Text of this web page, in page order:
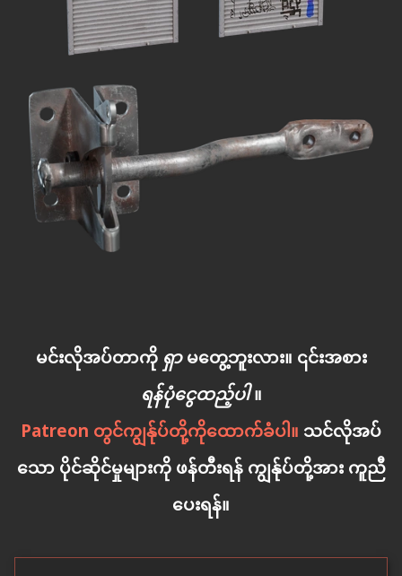
မင်းလိုအပ်တာကို ရှာမတွေ့ဘူးလား။ ၎င်းအစား
ရန်ပုံငွေထည့်ပါ။
Patreon တွင်ကျွန်ုပ်တို့ကိုထောက်ခံပါ။ သင်လိုအပ်
သော ပိုင်ဆိုင်မှုများကို ဖန်တီးရန် ကျွန်ုပ်တို့အား ကူညီ
ပေးရန်။